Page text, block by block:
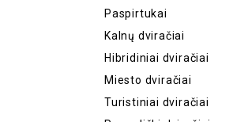
Paspirtukai
Kalnų dviračiai
Hibridiniai dviračiai
Miesto dviračiai
Turistiniai dviračiai